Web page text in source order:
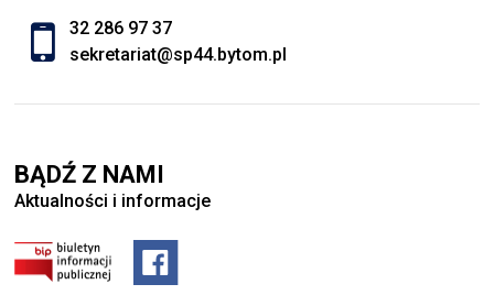
32 286 97 37
sekretariat@sp44.bytom.pl
BĄDŹ Z NAMI
Aktualności i informacje